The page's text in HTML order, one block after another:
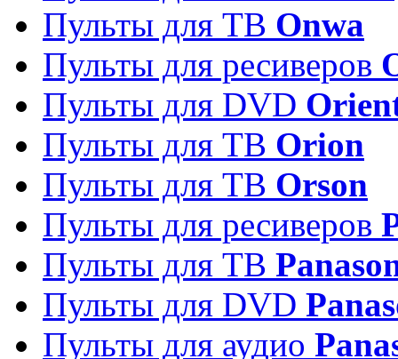
Пульты для ТВ Onwa
Пульты для ресиверов
Пульты для DVD
Пульты для ТВ Orion
Пульты для ТВ Orson
Пульты для ресиверов
Пульты для ТВ
Пульты для DVD
Пульты для аудио